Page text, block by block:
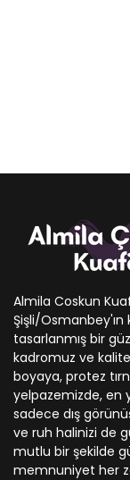
Almila Coskun
Şişli/
tasarlanmış bir
kadromuz ve
boyaya, protez
yelpazemizde, en
sadece dış
ve ruh halinizi de
mutlu bir şekilde
memnuniyet her